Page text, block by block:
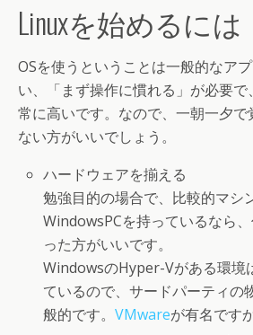
Linuxを始めるには
OSを使うということは一般的なア
い、「まず操作に慣れる」が必要
常に高いです。なので、一朝一夕
ない方がいいでしょう。
ハードウェアを揃える
勉強目的の場合で、比較的マシ
WindowsPCを持っているなら
った方がいいです。
WindowsのHyper-Vがある環境
ているので、サードパーティの
般的です。VMwareが有名です